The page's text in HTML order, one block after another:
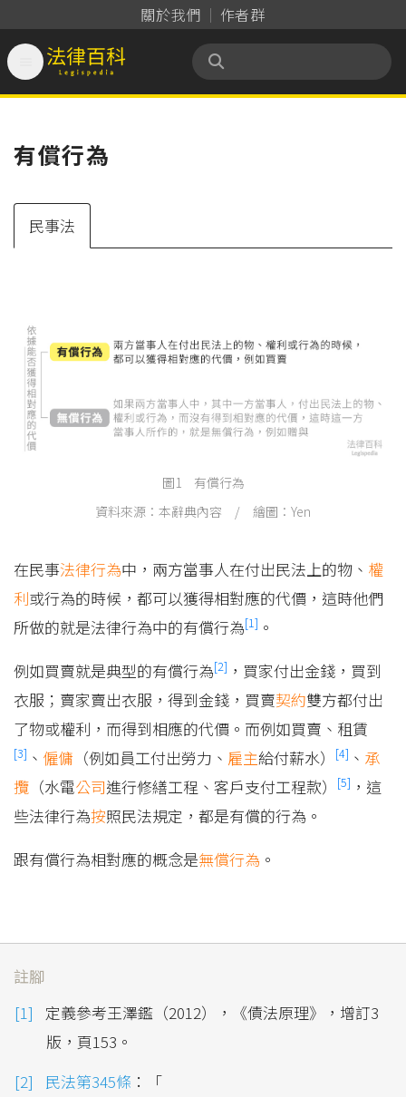
關於我們 作者群
法律百科 Legispedia
有償行為
民事法
圖1 有償行為
資料來源：本辭典內容 / 繪圖：Yen
在民事法律行為中，兩方當事人在付出民法上的物、 權
利或行為的時候，都可以獲得相對應的代價，這時他們
所做的就是法律行為中的有償行為[1] 。
例如買賣就是典型的有償行為[2] ，買家付出金錢，買到
衣服；賣家賣出衣服，得到金錢，買賣契約雙方都付出
了物或權利，而得到相應的代價。而例如買賣、租賃
[3] 、 僱傭 （例如員工付出勞力、 雇主給付薪水） [4] 、 承
攬 （水電公司進行修繕工程、客戶支付工程款） [5] ，這
些法律行為按照民法規定，都是有償的行為。
跟有償行為相對應的概念是無償行為 。
註腳
定義參考王澤鑑（2012），《債法原理》，增訂3
版，頁153。
民法第345條 ：「